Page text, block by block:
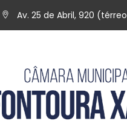
Av. 25 de Abril, 920